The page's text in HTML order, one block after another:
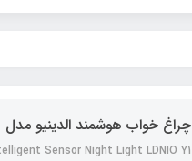
چراغ خواب هوشمند الدینیو مدل LDNIO Y1
Sensor Night Light LDNIO Y1